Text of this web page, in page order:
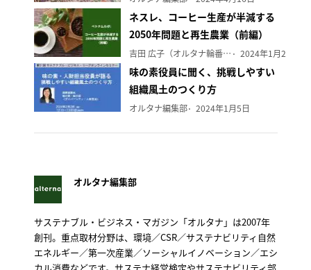
ネスレ、コーヒー生産が半減する
2050年問題と再生農業（前編）
吉田 広子（オルタナ輪番編集長） 2024年1月29日
味の素役員に聞く、挑戦しやすい
組織風土のつくり方
オルタナ編集部 2024年1月5日
オルタナ編集部
サステナブル・ビジネス・マガジン「オルタナ」は2007年
創刊。重点取材分野は、環境／CSR／サステナビリティ自然
エネルギー／第一次産業／ソーシャルイノベーション／エシ
カル消費などです。サステナ経営検定やサステナビリティ部